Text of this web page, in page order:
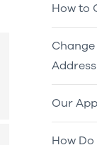
How to
Address
Our
How Do